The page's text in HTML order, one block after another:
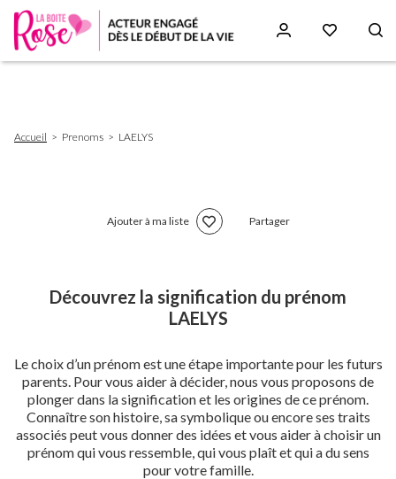
d'Ariane
Accueil Prenoms LAELYS
Ajouter à ma liste Partager
Découvrez la signification du prénom
LAELYS
Le choix d’un prénom est une étape importante pour les futurs
parents. Pour vous aider à décider, nous vous proposons de
plonger dans la signification et les origines de ce prénom.
Connaître son histoire, sa symbolique ou encore ses traits
associés peut vous donner des idées et vous aider à choisir un
prénom qui vous ressemble, qui vous plaît et qui a du sens
pour votre famille.